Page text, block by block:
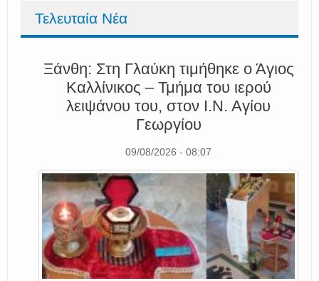
Τελευταία Νέα
Ξάνθη: Στη Γλαύκη τιμήθηκε ο Άγιος
Καλλίνικος – Τμήμα του ιερού
λειψάνου του, στον Ι.Ν. Αγίου
Γεωργίου
09/08/2026 - 08:07